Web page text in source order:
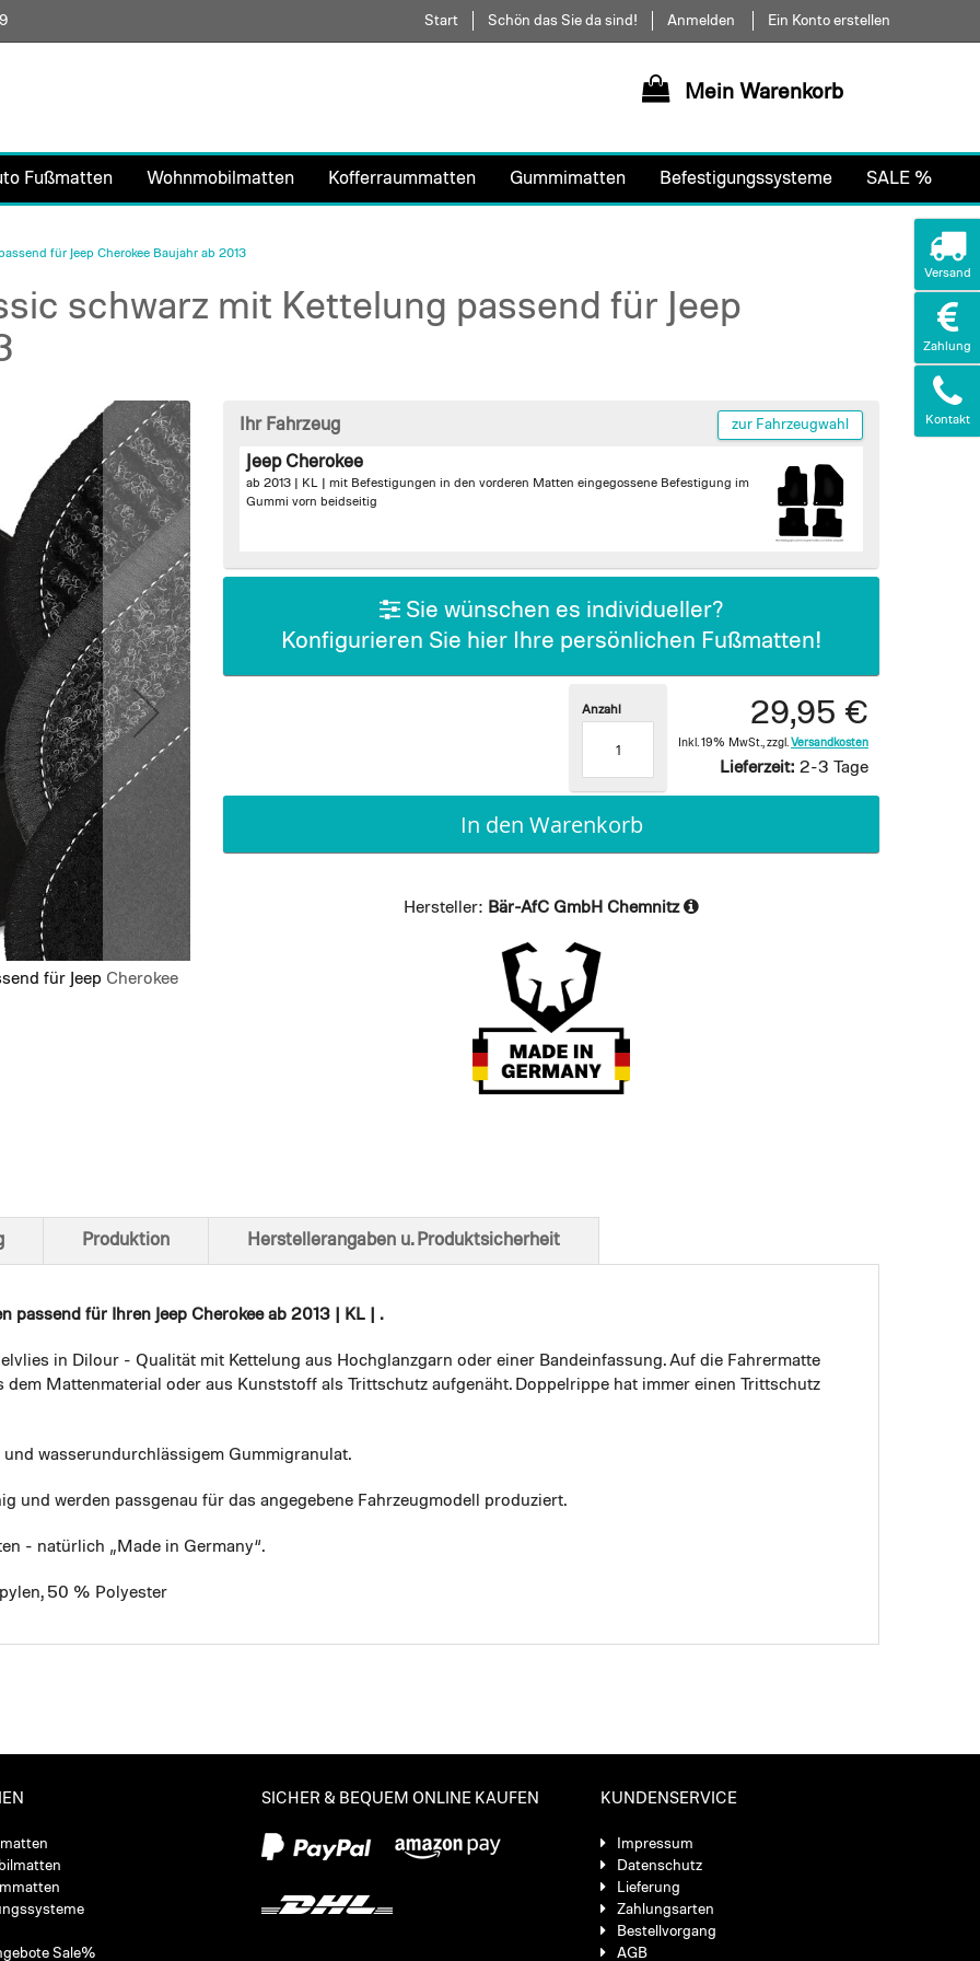
Direkt
zum
Start Schön das Sie da sind! Anmelden Ein Konto erstellen
Mein Warenkorb
Fußmatten Wohnmobilmatten Kofferraummatten Gummimatten Befestigungssysteme SALE %
für Jeep Cherokee Baujahr ab 2013
schwarz mit Kettelung passend für Jeep
für Jeep Cherokee
Ansicht von unten
Ihr Fahrzeug zur Fahrzeugwahl
Jeep Cherokee
ab 2013 | KL | mit Befestigungen in den vorderen Matten eingegossene Befestigung im
Gummi vorn beidseitig
Sie wünschen es individueller?
Konfigurieren Sie hier Ihre persönlichen Fußmatten!
29,95 €
Inkl. 19% MwSt. zzgl. Versandkosten
Lieferzeit: 2-3 Tage
Anzahl
In den Warenkorb
Hersteller: Bär-AfC GmbH Chemnitz
passend für Ihren Jeep Cherokee ab 2013 | KL | .
in Dilour - Qualität mit Kettelung aus Hochglanzgarn oder einer Bandeinfassung. Auf die Fahrermatte
Mattenmaterial oder aus Kunststoff als Trittschutz aufgenäht. Doppelrippe hat immer einen Trittschutz
wasserundurchlässigem Gummigranulat.
und werden passgenau für das angegebene Fahrzeugmodell produziert.
- natürlich „Made in Germany“.
50 % Polyester
Produktion Herstellerangaben u. Produktsicherheit
Sale%
SICHER & BEQUEM ONLINE KAUFEN KUNDENSERVICE
Impressum
Datenschutz
Lieferung
Zahlungsarten
Bestellvorgang
AGB
Versand
Zahlung
Kontakt